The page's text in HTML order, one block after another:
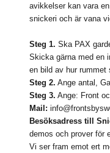
avikkelser kan vara
snickeri och är vana
Steg 1. Ska PAX
Skicka gärna med en
en bild av hur rummet
Steg 2. Ange antal,
Steg 3. Ange: Front
Mail:
Besöksadress till
demos och prover för
Vi ser fram emot ert